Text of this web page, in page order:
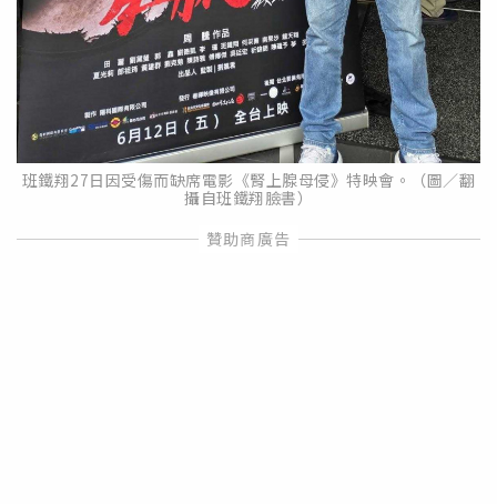
班鐵翔27日因受傷而缺席電影《腎上腺母侵》特映會。（圖／翻
攝自班鐵翔臉書）